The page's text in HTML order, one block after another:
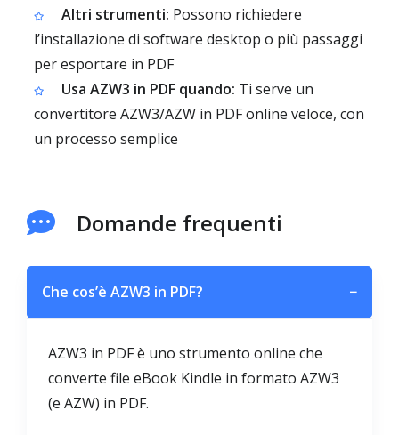
Altri strumenti: Possono richiedere
l’installazione di software desktop o più passaggi
per esportare in PDF
Usa AZW3 in PDF quando: Ti serve un
convertitore AZW3/AZW in PDF online veloce, con
un processo semplice
Domande frequenti
Che cos’è AZW3 in PDF? −
AZW3 in PDF è uno strumento online che
converte file eBook Kindle in formato AZW3
(e AZW) in PDF.